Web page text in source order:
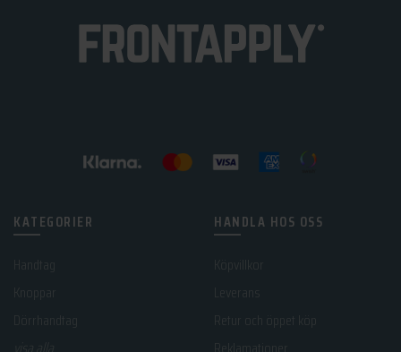
KATEGORIER
Handtag
Dörrhandtag
HANDLA HOS OSS
Retur och öppet köp